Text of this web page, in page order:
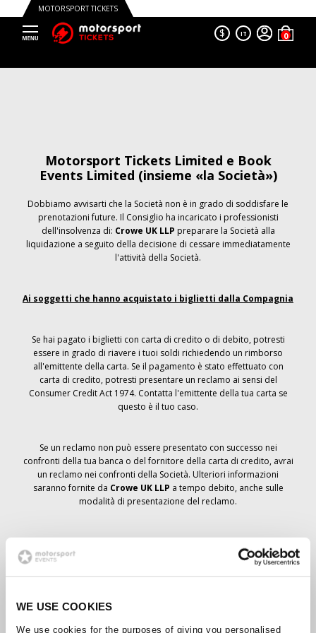
WE USE COOKIES
We use cookies for the purposes of giving you personalised
MOTORSPORT TICKETS
$ IT
Motorsport Tickets Limited e Book
Events Limited (insieme «la Società»)
Dobbiamo avvisarti che la Società non è in grado di soddisfare le
prenotazioni future. Il Consiglio ha incaricato i professionisti
dell'insolvenza di: Crowe UK LLP preparare la Società alla
liquidazione a seguito della decisione di cessare immediatamente
l'attività della Società.
Ai soggetti che hanno acquistato i biglietti dalla Compagnia
Se hai pagato i biglietti con carta di credito o di debito, potresti
essere in grado di riavere i tuoi soldi richiedendo un rimborso
all'emittente della carta. Se il pagamento è stato effettuato con
carta di credito, potresti presentare un reclamo ai sensi del
Consumer Credit Act 1974. Contatta l'emittente della tua carta se
questo è il tuo caso.
Se un reclamo non può essere presentato con successo nei
confronti della tua banca o del fornitore della carta di credito, avrai
un reclamo nei confronti della Società. Ulteriori informazioni
saranno fornite da Crowe UK LLP a tempo debito, anche sulle
modalità di presentazione del reclamo.
del biglietto, la prenotazione non è stata cancellata e si prevede
che riceverai i biglietti ordinati a tempo debito. La direzione della